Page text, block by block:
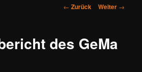
Beitrags-
← Zurück Weiter →
des GeMa